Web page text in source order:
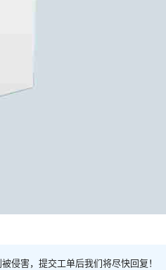
侵害，提交工单后我们将尽快回复！